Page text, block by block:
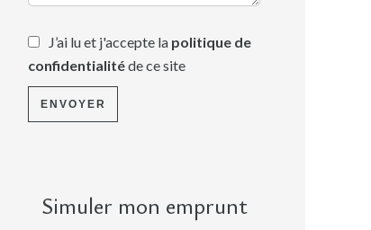
J’ai lu et j'accepte la politique de
confidentialitéde ce site
ENVOYER
Simuler mon emprunt